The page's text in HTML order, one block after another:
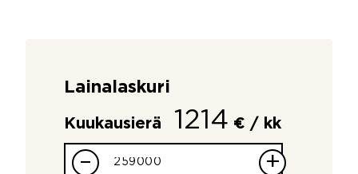
Lainalaskuri
Kuukausierä 1214 € / kk
– +